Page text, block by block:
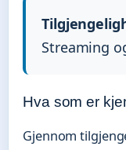
Streaming
Hva som er
Gjennom